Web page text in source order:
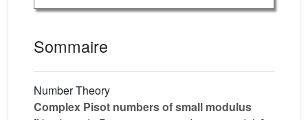
Sommaire
Number Theory
Complex Pisot numbers of small modulus